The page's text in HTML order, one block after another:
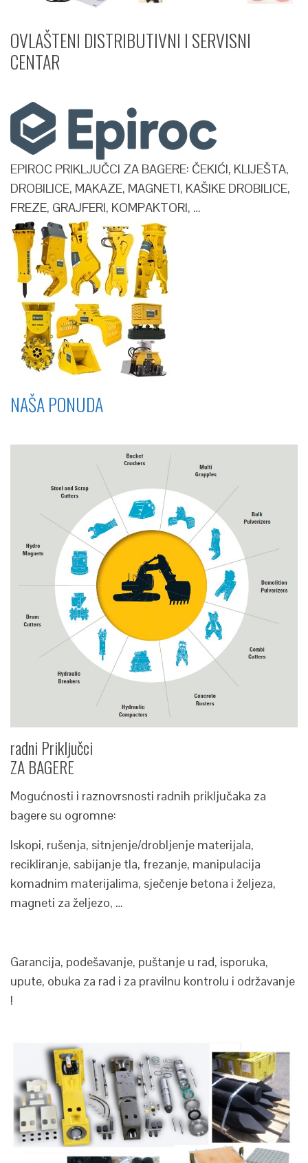
OVLAŠTENI DISTRIBUTIVNI I SERVISNI
CENTAR​
EPIROC PRIKLJUČCI ZA BAGERE: ČEKIĆI, KLIJEŠTA,
DROBILICE, MAKAZE, MAGNETI, KAŠIKE DROBILICE,
FREZE, GRAJFERI, KOMPAKTORI, …
NAŠA PONUDA
radni Priključci
ZA BAGERE
Mogućnosti i raznovrsnosti radnih priključaka za
bagere su ogromne:
Iskopi, rušenja, sitnjenje/drobljenje materijala,
recikliranje, sabijanje tla, frezanje, manipulacija
komadnim materijalima, sječenje betona i željeza,
magneti za željezo, …
Garancija, podešavanje, puštanje u rad, isporuka,
upute, obuka za rad i za pravilnu kontrolu i održavanje
!